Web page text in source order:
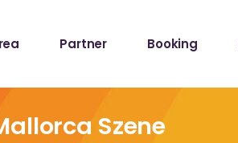
Partner Booking
Szene